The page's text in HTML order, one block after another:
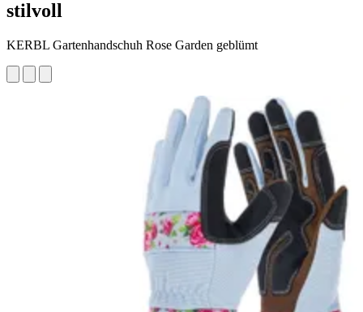
stilvoll
KERBL Gartenhandschuh Rose Garden geblümt